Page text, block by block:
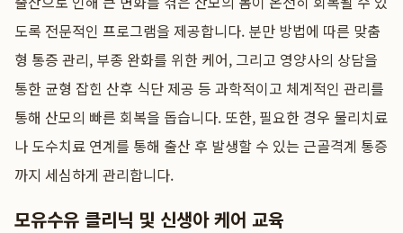
도록 전문적인 프로그램을 제공합니다. 분만 방법에 따른 맞춤
형 통증 관리, 부종 완화를 위한 케어, 그리고 영양사의 상담을
통한 균형 잡힌 산후 식단 제공 등 과학적이고 체계적인 관리를
통해 산모의 빠른 회복을 돕습니다. 또한, 필요한 경우 물리치료
나 도수치료 연계를 통해 출산 후 발생할 수 있는 근골격계 통증
까지 세심하게 관리합니다.
모유수유 클리닉 및 신생아 케어 교육